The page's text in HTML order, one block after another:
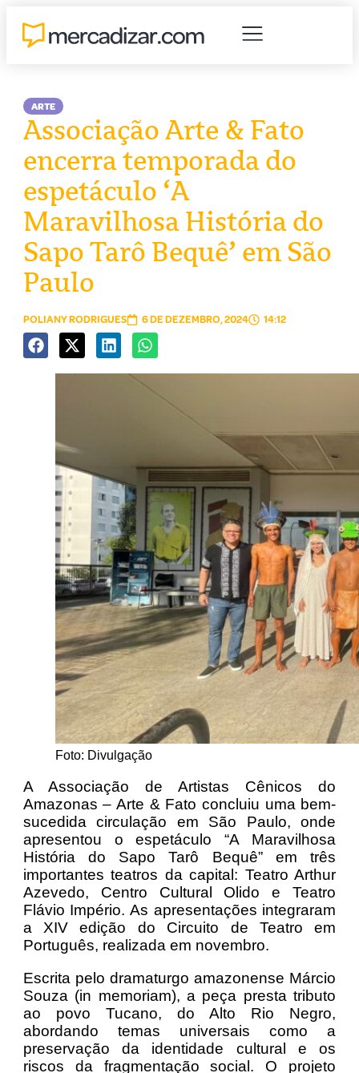
ARTE
Associação Arte & Fato
encerra temporada do
espetáculo ‘A
Maravilhosa História do
Sapo Tarô Bequê’ em São
Paulo
POLIANY RODRIGUES 6 DE DEZEMBRO, 2024 14:12
Foto: Divulgação
A Associação de Artistas Cênicos do
Amazonas – Arte & Fato concluiu uma bem-
sucedida circulação em São Paulo, onde
apresentou o espetáculo “A Maravilhosa
História do Sapo Tarô Bequê” em três
importantes teatros da capital: Teatro Arthur
Azevedo, Centro Cultural Olido e Teatro
Flávio Império. As apresentações integraram
a XIV edição do Circuito de Teatro em
Português, realizada em novembro.
Escrita pelo dramaturgo amazonense Márcio
Souza (in memoriam), a peça presta tributo
ao povo Tucano, do Alto Rio Negro,
abordando temas universais como a
preservação da identidade cultural e os
riscos da fragmentação social. O projeto